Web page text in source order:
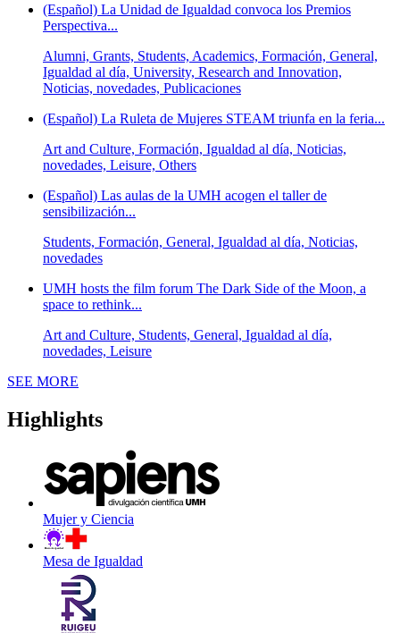
(Español) La Unidad de Igualdad convoca los Premios
Perspectiva...
Alumni, Grants, Students, Academics, Formación, General,
Igualdad al día, University, Research and Innovation,
Noticias, novedades, Publicaciones
(Español) La Ruleta de Mujeres STEAM triunfa en la feria...
Art and Culture, Formación, Igualdad al día, Noticias,
novedades, Leisure, Others
(Español) Las aulas de la UMH acogen el taller de
sensibilización...
Students, Formación, General, Igualdad al día, Noticias,
novedades
UMH hosts the film forum The Dark Side of the Moon, a
space to rethink...
Art and Culture, Students, General, Igualdad al día,
novedades, Leisure
SEE MORE
Highlights
Mujer y Ciencia
Mesa de Igualdad